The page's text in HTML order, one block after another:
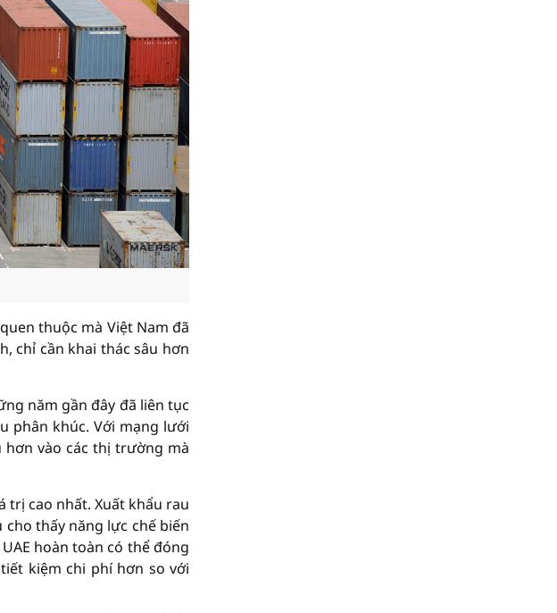
thuộc mà Việt Nam đã
chỉ cần khai thác sâu hơn
năm gần đây đã liên tục
phân khúc. Với mạng lưới
hơn vào các thị trường mà
trị cao nhất. Xuất khẩu rau
cho thấy năng lực chế biến
hoàn toàn có thể đóng
kiệm chi phí hơn so với